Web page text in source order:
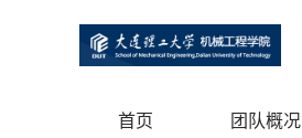
首页 团队概况